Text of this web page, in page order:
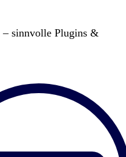
– sinnvolle Plugins &